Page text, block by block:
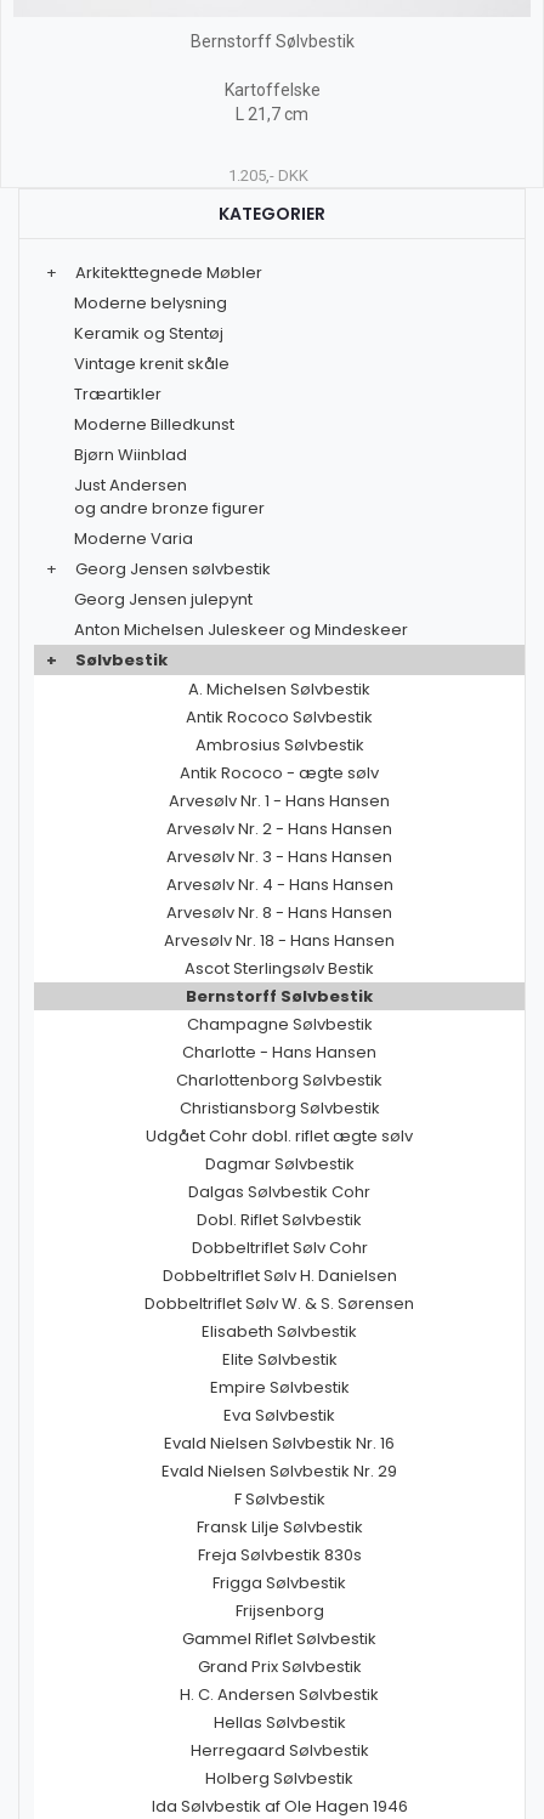
Bernstorff Sølvbestik
Kartoffelske
L 21,7 cm
1.205,- DKK
KATEGORIER
+
Arkitekttegnede Møbler
Moderne belysning
Keramik og Stentøj
Vintage krenit skåle
Træartikler
Moderne Billedkunst
Bjørn Wiinblad
Just Andersen
og andre bronze figurer
Moderne Varia
+
Georg Jensen sølvbestik
Georg Jensen julepynt
Anton Michelsen Juleskeer og Mindeskeer
+
Sølvbestik
A. Michelsen Sølvbestik
Antik Rococo Sølvbestik
Ambrosius Sølvbestik
Antik Rococo - ægte sølv
Arvesølv Nr. 1 - Hans Hansen
Arvesølv Nr. 2 - Hans Hansen
Arvesølv Nr. 3 - Hans Hansen
Arvesølv Nr. 4 - Hans Hansen
Arvesølv Nr. 8 - Hans Hansen
Arvesølv Nr. 18 - Hans Hansen
Ascot Sterlingsølv Bestik
Bernstorff Sølvbestik
Champagne Sølvbestik
Charlotte - Hans Hansen
Charlottenborg Sølvbestik
Christiansborg Sølvbestik
Udgået Cohr dobl. riflet ægte sølv
Dagmar Sølvbestik
Dalgas Sølvbestik Cohr
Dobl. Riflet Sølvbestik
Dobbeltriflet Sølv Cohr
Dobbeltriflet Sølv H. Danielsen
Dobbeltriflet Sølv W. & S. Sørensen
Elisabeth Sølvbestik
Elite Sølvbestik
Empire Sølvbestik
Eva Sølvbestik
Evald Nielsen Sølvbestik Nr. 16
Evald Nielsen Sølvbestik Nr. 29
F Sølvbestik
Fransk Lilje Sølvbestik
Freja Sølvbestik 830s
Frigga Sølvbestik
Frijsenborg
Gammel Riflet Sølvbestik
Grand Prix Sølvbestik
H. C. Andersen Sølvbestik
Hellas Sølvbestik
Herregaard Sølvbestik
Holberg Sølvbestik
Ida Sølvbestik af Ole Hagen 1946